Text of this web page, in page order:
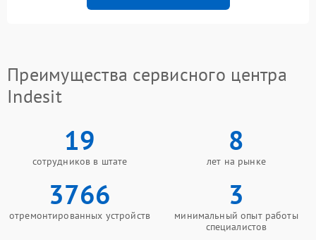
Преимущества сервисного центра
Indesit
19
сотрудников в штате
8
лет на рынке
3766
отремонтированных устройств
3
минимальный опыт работы
специалистов